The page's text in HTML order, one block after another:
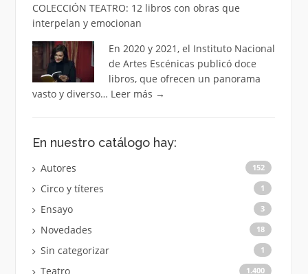
COLECCIÓN TEATRO: 12 libros con obras que
interpelan y emocionan
En 2020 y 2021, el Instituto Nacional
de Artes Escénicas publicó doce
libros, que ofrecen un panorama
vasto y diverso… Leer más →
En nuestro catálogo hay:
Autores 152
Circo y títeres 1
Ensayo 3
Novedades 18
Sin categorizar 1
Teatro 1.400